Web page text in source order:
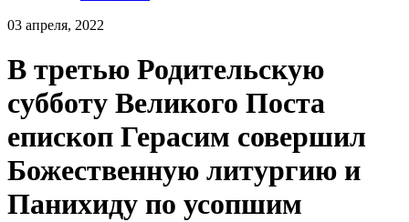
03 апреля, 2022
В третью Родительскую
субботу Великого Поста
епископ Герасим совершил
Божественную литургию и
Панихиду по усопшим